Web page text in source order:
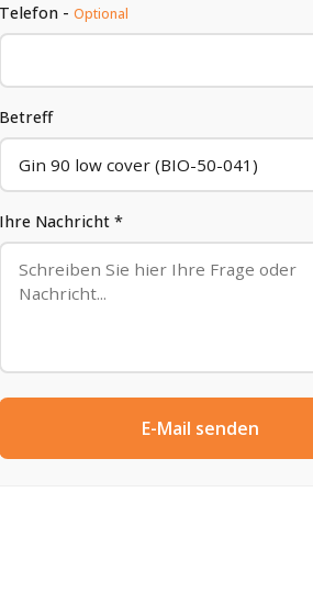
Telefon -Optional
Betreff
Ihre Nachricht *
E-Mail senden